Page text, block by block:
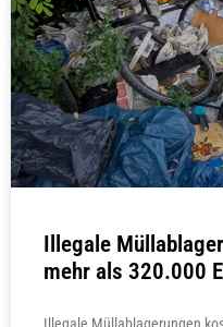
Illegale
mehr als 320.000